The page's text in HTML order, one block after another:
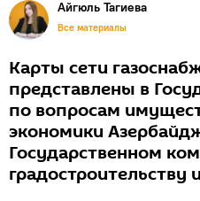
Айгюль Тагиева
Все материалы
Карты сети
представлены в
по вопросам
экономики
Государственном
градостроительству